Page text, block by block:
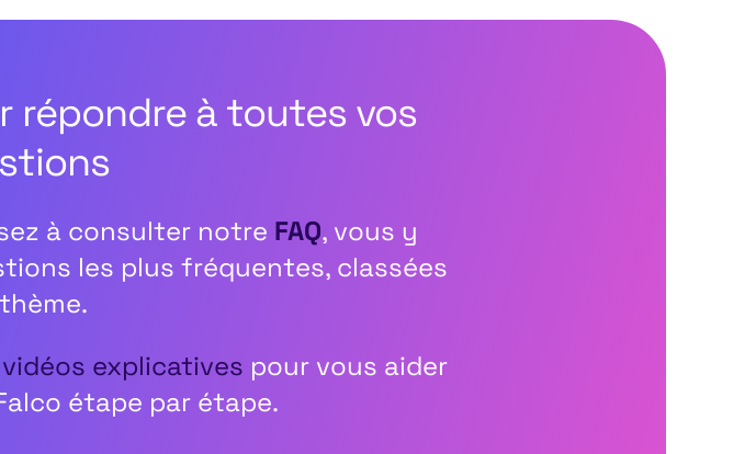
répondre à toutes vos
à consulter notre FAQ, vous y
les plus fréquentes, classées
vidéos explicatives pour vous aider
étape par étape.